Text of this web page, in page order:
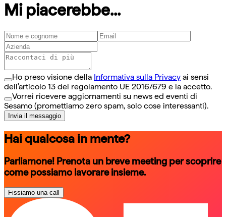
Mi piacerebbe...
Ho preso visione della Informativa sulla Privacy ai sensi
dell'articolo 13 del regolamento UE 2016/679 e la accetto.
Vorrei ricevere aggiornamenti su news ed eventi di
Sesamo (promettiamo zero spam, solo cose interessanti).
Invia il messaggio
Hai qualcosa in mente?
Parliamone! Prenota un breve meeting per scoprire
come possiamo lavorare insieme.
Fissiamo una call
schedule a call